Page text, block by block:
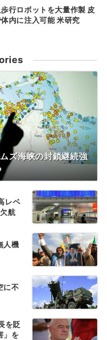
行ロボットを大量作製 皮
内に注入可能 米研究
ズ海峡の封鎖継続強
レベ
航
人機
に不
を貶
」を